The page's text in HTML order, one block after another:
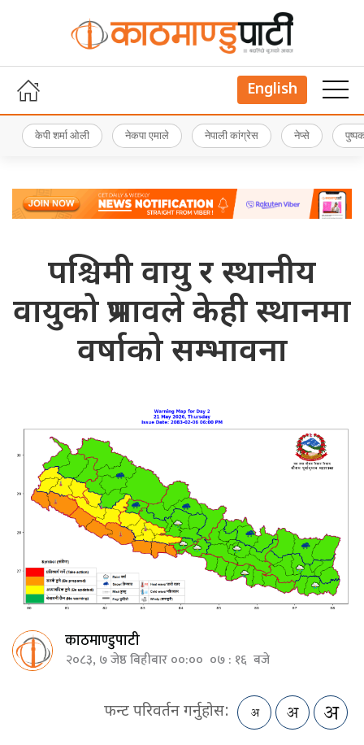
English
केपी शर्मा ओली नेकपा एमाले नेपाली कांग्रेस नेप्से
पश्चिमी वायु र स्थानीय
वायुको प्रभावले केही स्थानमा
वर्षाको सम्भावना
काठमाण्डुपाटी
२०८३, ७ जेष्ठ बिहीबार ००:०० ०७ : १६ बजे
फन्ट परिवर्तन गर्नुहोस: